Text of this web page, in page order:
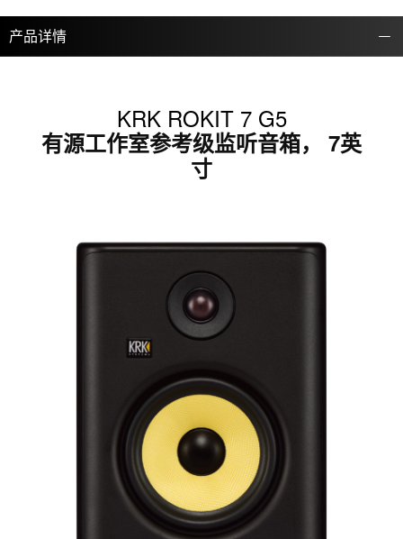
产品详情
KRK ROKIT 7 G5
有源工作室参考级监听音箱， 7英
寸